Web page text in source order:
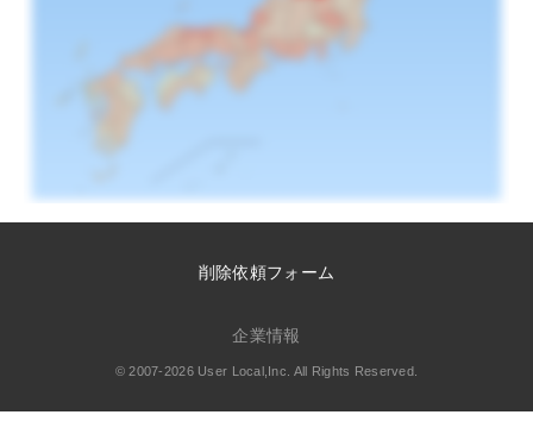
削除依頼フォーム
企業情報
© 2007-2026 User Local,Inc. All Rights Reserved.